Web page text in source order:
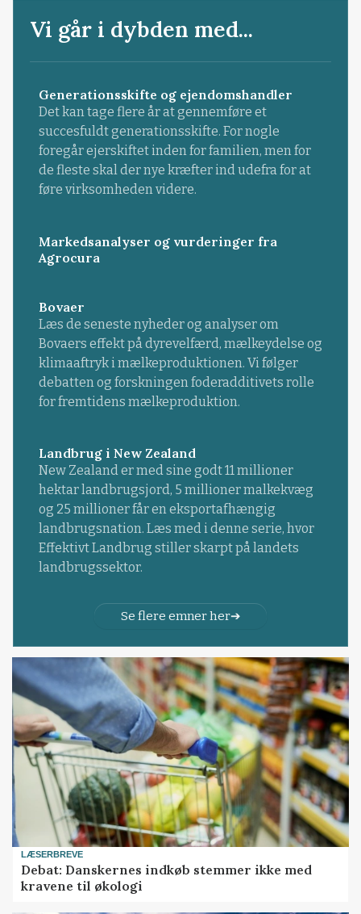
Vi går i dybden med...
Generationsskifte og ejendomshandler
Det kan tage flere år at gennemføre et
succesfuldt generationsskifte. For nogle
foregår ejerskiftet inden for familien, men for
de fleste skal der nye kræfter ind udefra for at
føre virksomheden videre.
Markedsanalyser og vurderinger fra
Agrocura
Bovaer
Læs de seneste nyheder og analyser om
Bovaers effekt på dyrevelfærd, mælkeydelse og
klimaaftryk i mælkeproduktionen. Vi følger
debatten og forskningen foderadditivets rolle
for fremtidens mælkeproduktion.
Landbrug i New Zealand
New Zealand er med sine godt 11 millioner
hektar landbrugsjord, 5 millioner malkekvæg
og 25 millioner får en eksportafhængig
landbrugsnation. Læs med i denne serie, hvor
Effektivt Landbrug stiller skarpt på landets
landbrugssektor.
Se flere emner her
LÆSERBREVE
Debat: Danskernes indkøb stemmer ikke med
kravene til økologi